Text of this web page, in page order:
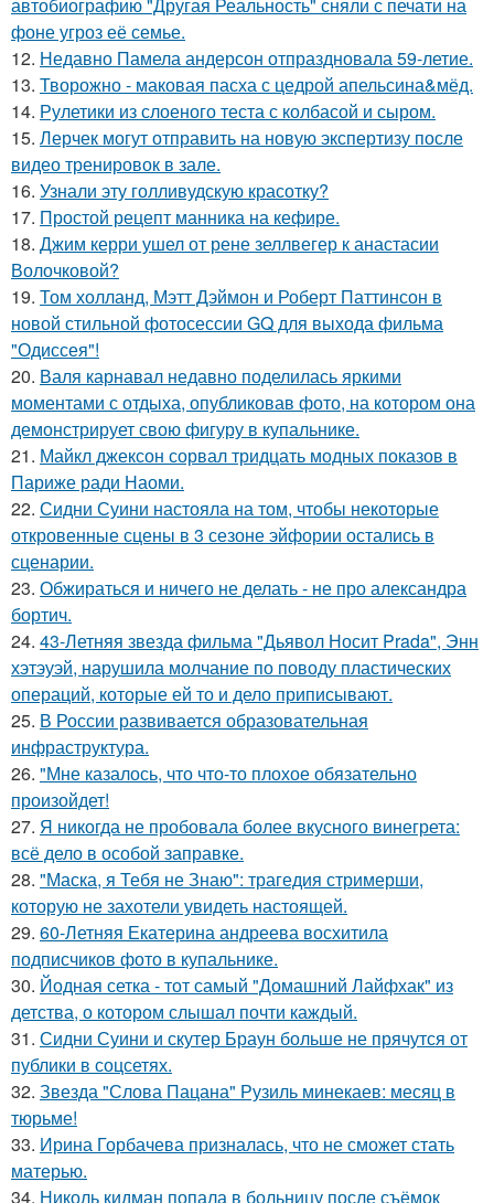
фоне угроз её семье.
12. Недавно Памела андерсон отпраздновала 59-летие.
13. Творожно - маковая пасха с цедрой апельсина&мёд.
14. Рулетики из слоеного теста с колбасой и сыром.
15. Лерчек могут отправить на новую экспертизу после
видео тренировок в зале.
16. Узнали эту голливудскую красотку?
17. Простой рецепт манника на кефире.
18. Джим керри ушел от рене зеллвегер к анастасии
Волочковой?
19. Том холланд, Мэтт Дэймон и Роберт Паттинсон в
новой стильной фотосессии GQ для выхода фильма
"Одиссея"!
20. Валя карнавал недавно поделилась яркими
моментами с отдыха, опубликовав фото, на котором она
демонстрирует свою фигуру в купальнике.
21. Майкл джексон сорвал тридцать модных показов в
Париже ради Наоми.
22. Сидни Суини настояла на том, чтобы некоторые
откровенные сцены в 3 сезоне эйфории остались в
сценарии.
23. Обжираться и ничего не делать - не про александра
бортич.
24. 43-Летняя звезда фильма "Дьявол Носит Prada", Энн
хэтэуэй, нарушила молчание по поводу пластических
операций, которые ей то и дело приписывают.
25. В России развивается образовательная
инфраструктура.
26. "Мне казалось, что что-то плохое обязательно
произойдет!
27. Я никогда не пробовала более вкусного винегрета:
всё дело в особой заправке.
28. "Маска, я Тебя не Знаю": трагедия стримерши,
которую не захотели увидеть настоящей.
29. 60-Летняя Екатерина андреева восхитила
подписчиков фото в купальнике.
30. Йодная сетка - тот самый "Домашний Лайфхак" из
детства, о котором слышал почти каждый.
31. Сидни Суини и скутер Браун больше не прячутся от
публики в соцсетях.
32. Звезда "Слова Пацана" Рузиль минекаев: месяц в
тюрьме!
33. Ирина Горбачева призналась, что не сможет стать
матерью.
34. Николь кидман попала в больницу после съёмок